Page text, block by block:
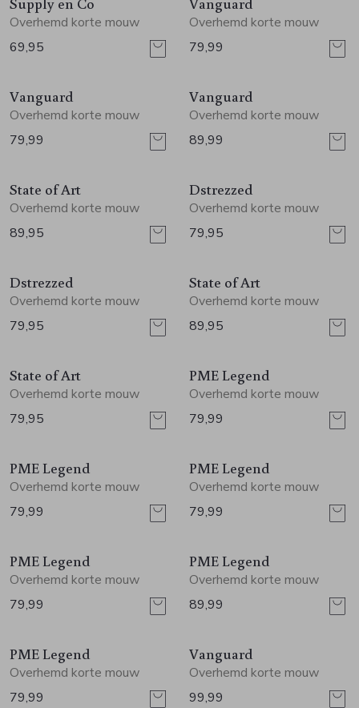
Schoenen
Shirts en tops
Truien en vesten
T-shirts en polos
Truien en vesten
Sokken
Tassen
Overhemd korte mouw
69,95
Overhemd korte mouw
79,99
Vanguard
Overhemd korte mouw
79,99
Vanguard
Overhemd korte mouw
89,99
State of Art
Overhemd korte mouw
89,95
Dstrezzed
Overhemd korte mouw
79,95
Dstrezzed
Overhemd korte mouw
79,95
State of Art
Overhemd korte mouw
89,95
State of Art
Overhemd korte mouw
79,95
PME Legend
Overhemd korte mouw
79,99
PME Legend
Overhemd korte mouw
79,99
PME Legend
Overhemd korte mouw
79,99
PME Legend
Overhemd korte mouw
79,99
PME Legend
Overhemd korte mouw
89,99
PME Legend
Overhemd korte mouw
79,99
Vanguard
Overhemd korte mouw
99,99